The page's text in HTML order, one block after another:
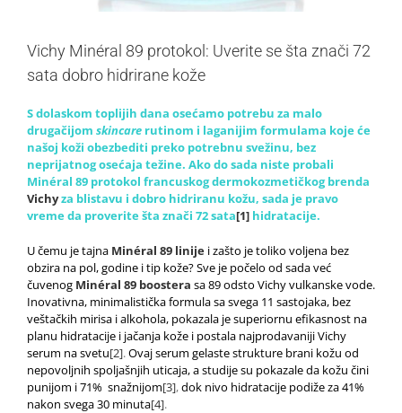
Vichy Minéral 89 protokol: Uverite se šta znači 72
sata dobro hidrirane kože
S dolaskom toplijih dana osećamo potrebu za malo
drugačijom skincare rutinom i laganijim formulama koje će
našoj koži obezbediti preko potrebnu svežinu, bez
neprijatnog osećaja težine. Ako do sada niste probali
Minéral 89 protokol francuskog dermokozmetičkog brenda
Vichyza blistavu i dobro hidriranu kožu, sada je pravo
vreme da proverite šta znači 72 sata[1] hidratacije.
U čemu je tajna Minéral 89 linije i zašto je toliko voljena bez
obzira na pol, godine i tip kože? Sve je počelo od sada već
čuvenog Minéral 89 boostera sa 89 odsto Vichy vulkanske vode.
Inovativna, minimalistička formula sa svega 11 sastojaka, bez
veštačkih mirisa i alkohola, pokazala je superiornu efikasnost na
planu hidratacije i jačanja kože i postala najprodavaniji Vichy
serum na svetu[2].Ovaj serum gelaste strukture brani kožu od
nepovoljnih spoljašnjih uticaja, a studije su pokazale da kožu čini
punijom i 71% snažnijom[3],dok nivo hidratacije podiže za 41%
nakon svega 30 minuta[4].